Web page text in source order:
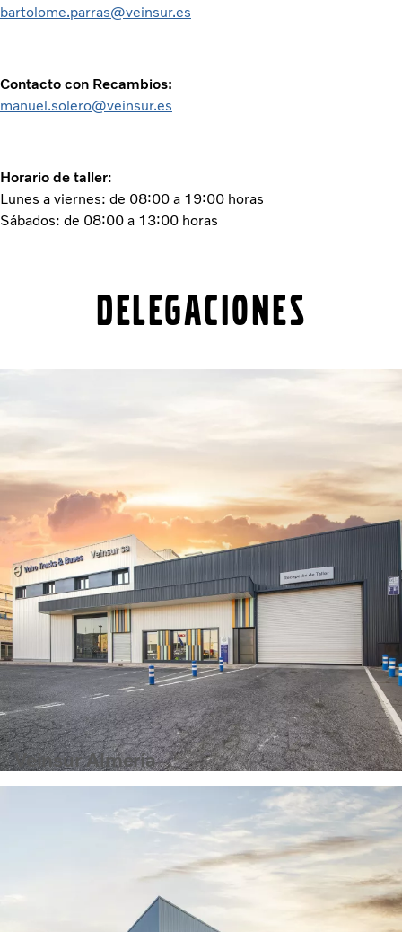
bartolome.parras@veinsur.es
Contacto con Recambios:
manuel.solero@veinsur.es
Horario de taller:
Lunes a viernes: de 08:00 a 19:00 horas
Sábados: de 08:00 a 13:00 horas
DELEGACIONES
Veinsur Almería